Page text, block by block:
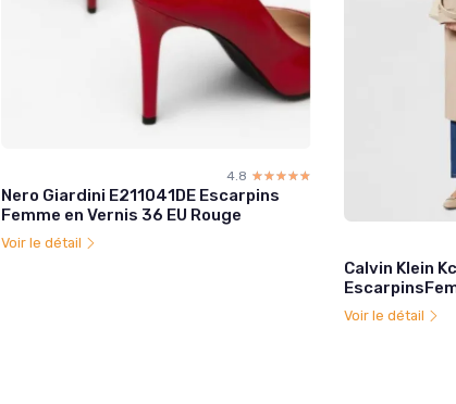
4.8 ☆☆☆☆☆
★★★★★
Nero Giardini E211041DE Escarpins
Femme en Vernis 36 EU Rouge
Voir le détail
Calvin Klein
Voir le détail